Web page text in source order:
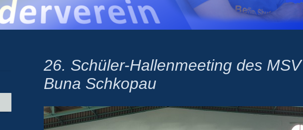
26. Schüler-Hallenmeeting des MSV
Buna Schkopau